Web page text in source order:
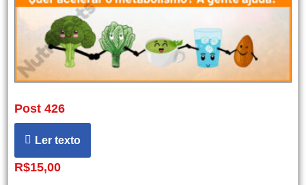
Post 426
Ler texto
R$15,00